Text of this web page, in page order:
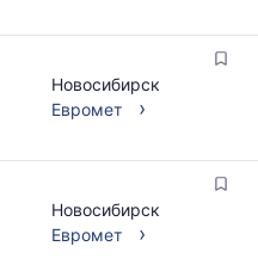
Новосибирск
Евромет
›
Новосибирск
Евромет
›